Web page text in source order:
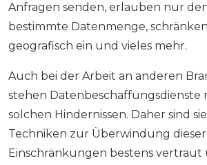
Anfragen senden, erlauben nur
bestimmte Datenmenge,
geografisch ein und vieles mehr.
Auch bei der Arbeit an anderen
stehen Datenbeschaffungsdienste
solchen Hindernissen. Daher sind
Techniken zur Überwindung dieser
Einschränkungen bestens vertraut